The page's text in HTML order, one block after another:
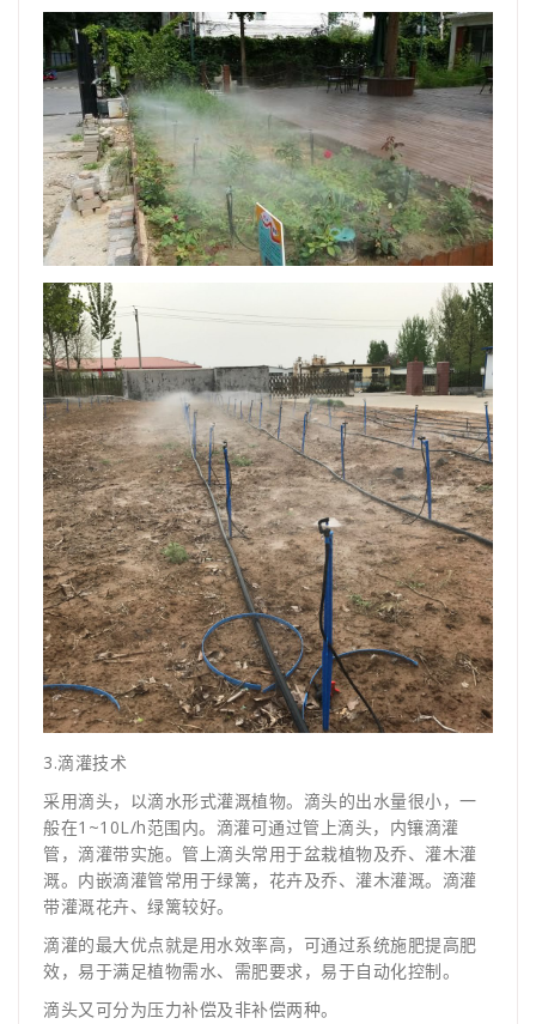
3.滴灌技术
采用滴头，以滴水形式灌溉植物。滴头的出水量很小，一
般在1~10L/h范围内。滴灌可通过管上滴头，内镶滴灌
管，滴灌带实施。管上滴头常用于盆栽植物及乔、灌木灌
溉。内嵌滴灌管常用于绿篱，花卉及乔、灌木灌溉。滴灌
带灌溉花卉、绿篱较好。
滴灌的最大优点就是用水效率高，可通过系统施肥提高肥
效，易于满足植物需水、需肥要求，易于自动化控制。
滴头又可分为压力补偿及非补偿两种。